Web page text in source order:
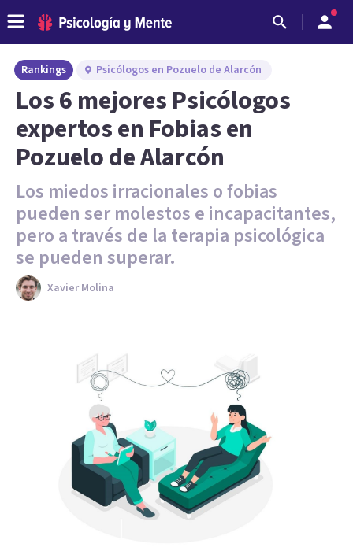
Rankings Psicólogos en Pozuelo de Alarcón
Los 6 mejores Psicólogos
expertos en Fobias en
Pozuelo de Alarcón
Los miedos irracionales o fobias
pueden ser molestos e incapacitantes,
pero a través de la terapia psicológica
se pueden superar.
Xavier Molina